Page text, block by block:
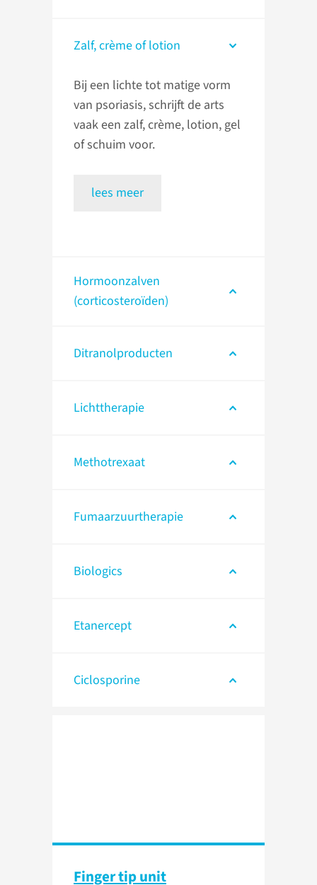
Zalf, crème of lotion
Bij een lichte tot matige vorm
van psoriasis, schrijft de arts
vaak een zalf, crème, lotion, gel
of schuim voor.
lees meer
Hormoonzalven
(corticosteroïden)
Ditranolproducten
Lichttherapie
Methotrexaat
Fumaarzuurtherapie
Biologics
Etanercept
Ciclosporine
Finger tip unit